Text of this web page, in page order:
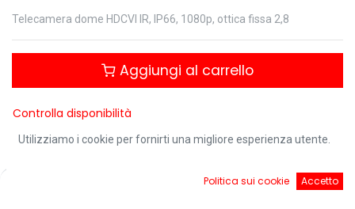
Telecamera dome HDCVI IR, IP66, 1080p, ottica fissa 2,8
Aggiungi al carrello
Controlla disponibilità
Utilizziamo i cookie per fornirti una migliore esperienza utente.
Politica sui cookie Accetto